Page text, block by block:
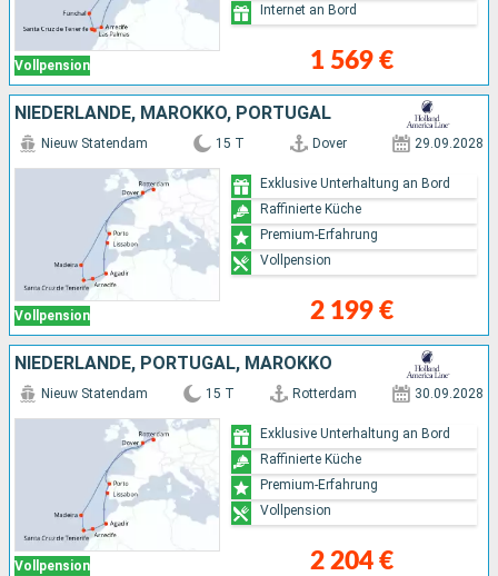
Vollpension 1 569 €
Internet an Bord
NIEDERLANDE, MAROKKO, PORTUGAL
Vollpension
Nieuw Statendam 15 T Dover 29.09.2028
2 199 €
Exklusive Unterhaltung an Bord
Raffinierte Küche
Premium-Erfahrung
Vollpension
NIEDERLANDE, PORTUGAL, MAROKKO
Vollpension
Nieuw Statendam 15 T Rotterdam 30.09.2028
2 204 €
Exklusive Unterhaltung an Bord
Raffinierte Küche
Premium-Erfahrung
Vollpension